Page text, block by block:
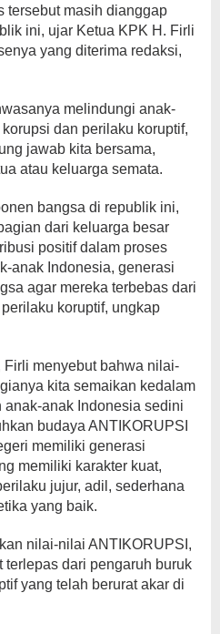
tersebut masih dianggap
ini, ujar Ketua KPK H. Firli
yang diterima redaksi,
melindungi anak-
dan perilaku koruptif,
jawab kita bersama,
atau keluarga semata.
bangsa di republik ini,
dari keluarga besar
positif dalam proses
anak Indonesia, generasi
agar mereka terbebas dari
koruptif, ungkap
menyebut bahwa nilai-
kita semaikan kedalam
anak-anak Indonesia sedini
budaya ANTIKORUPSI
memiliki generasi
memiliki karakter kuat,
jujur, adil, sederhana
yang baik.
nilai-nilai ANTIKORUPSI,
dari pengaruh buruk
yang telah berurat akar di